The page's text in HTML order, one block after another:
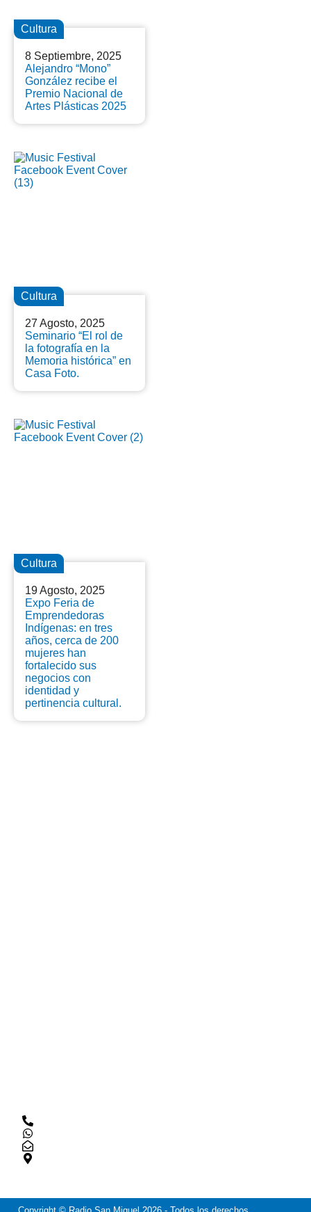
Cultura
8 Septiembre, 2025
Alejandro “Mono”
González recibe el
Premio Nacional de
Artes Plásticas 2025
Cultura
27 Agosto, 2025
Seminario “El rol de
la fotografía en la
Memoria histórica” en
Casa Foto.
Cultura
19 Agosto, 2025
Expo Feria de
Emprendedoras
Indígenas: en tres
años, cerca de 200
mujeres han
fortalecido sus
negocios con
identidad y
pertinencia cultural.